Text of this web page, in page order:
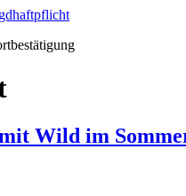
Wild im